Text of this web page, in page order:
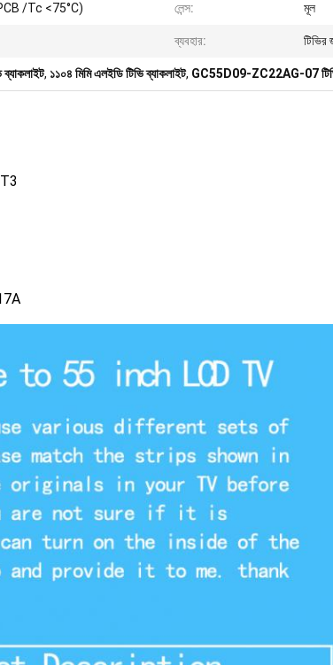
/Tc <75°C) লেন্স: মূল
ব্যবহার: টিভির
, ১১০৪ মিমি এলইডি টিভি ব্যাকলাইট, GC55D09-ZC22AG-07